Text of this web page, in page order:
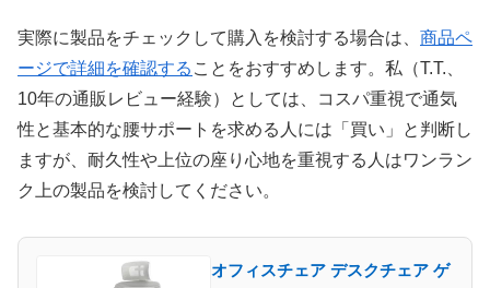
実際に製品をチェックして購入を検討する場合は、 商品ペ
ージで詳細を確認する ことをおすすめします。私（T.T.、
10年の通販レビュー経験）としては、コスパ重視で通気
性と基本的な腰サポートを求める人には「買い」と判断し
ますが、耐久性や上位の座り心地を重視する人はワンラン
ク上の製品を検討してください。
オフィスチェア デスクチェア ゲ